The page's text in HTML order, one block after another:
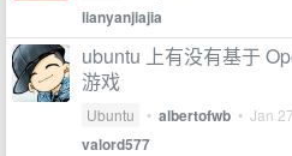
lianyanjiajia
ubuntu 上有没有基于
游戏
Ubuntu • albertofwb • Jan 27
valord577